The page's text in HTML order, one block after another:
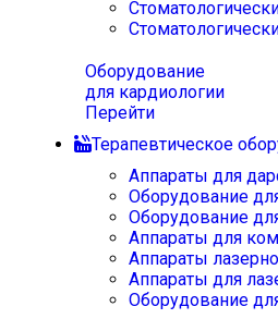
Оборудование
для кардиологии
Перейти
Терапевтическое
Аппараты для
Оборудование
Оборудование
Аппараты для
Аппараты
Аппараты для
Оборудование